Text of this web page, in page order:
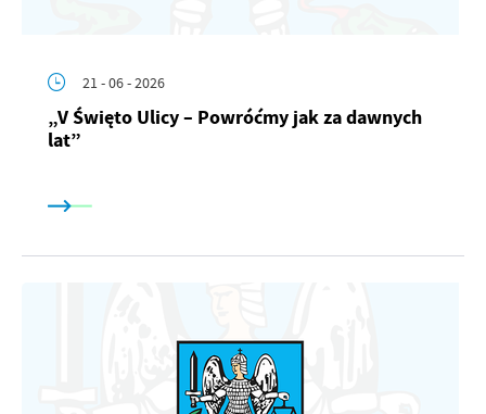
21 - 06 - 2026
„V Święto Ulicy – Powróćmy jak za dawnych
lat”